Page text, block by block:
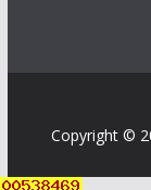
Copyright ©